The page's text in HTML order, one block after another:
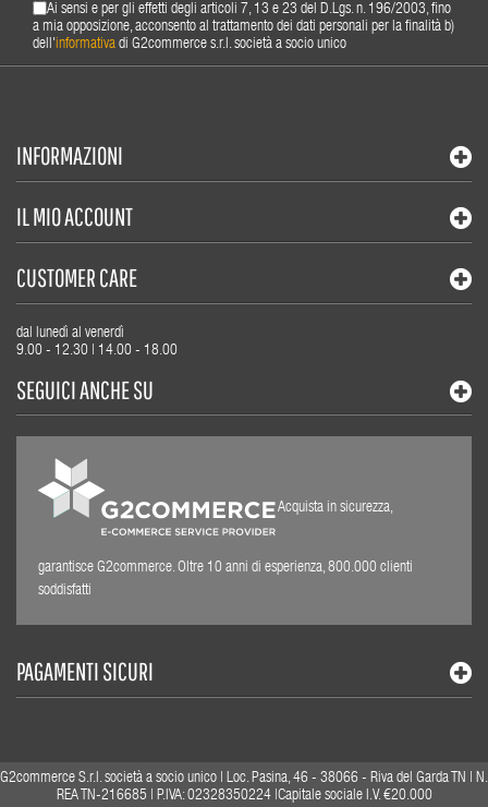
Ai sensi e per gli effetti degli articoli 7, 13 e 23 del D.Lgs. n. 196/2003, fino
a mia opposizione, acconsento al trattamento dei dati personali per la finalità b)
dell'informativa di G2commerce s.r.l. società a socio unico
INFORMAZIONI
IL MIO ACCOUNT
CUSTOMER CARE
dal lunedì al venerdì
9.00 - 12.30 | 14.00 - 18.00
SEGUICI ANCHE SU
Acquista in sicurezza,
garantisce G2commerce. Oltre 10 anni di esperienza, 800.000 clienti
soddisfatti
PAGAMENTI SICURI
G2commerce S.r.l. società a socio unico | Loc. Pasina, 46 - 38066 - Riva del Garda TN | N.
REA TN-216685 | P.IVA: 02328350224 |Capitale sociale I.V. €20.000